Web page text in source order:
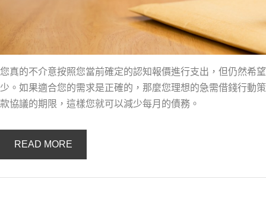
您真的不介意按照您當前確定的認知報價進行支出，但仍然希
少。如果適合您的需求是正確的，那麼您理想的急需借錢行動
款協議的期限，這樣您就可以減少每月的債務。
READ MORE